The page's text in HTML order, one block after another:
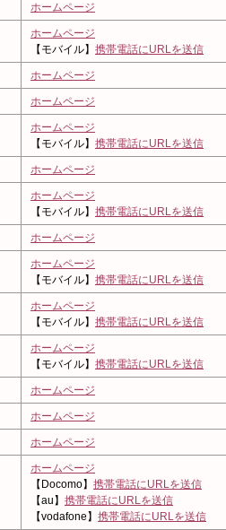
ホームページ
ホームページ
【モバイル】 携帯電話にURLを送信
ホームページ
ホームページ
ホームページ
【モバイル】 携帯電話にURLを送信
ホームページ
ホームページ
【モバイル】 携帯電話にURLを送信
ホームページ
ホームページ
【モバイル】 携帯電話にURLを送信
ホームページ
【モバイル】 携帯電話にURLを送信
ホームページ
【モバイル】 携帯電話にURLを送信
ホームページ
ホームページ
ホームページ
ホームページ
【Docomo】 携帯電話にURLを送信
【au】 携帯電話にURLを送信
【vodafone】 携帯電話にURLを送信